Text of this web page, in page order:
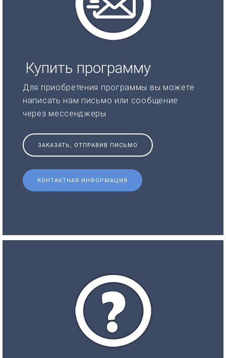
Купить программу
Для приобретения программы вы можете
написать нам письмо или сообщение
через мессенджеры
ЗАКАЗАТЬ, ОТПРАВИВ ПИСЬМО
КОНТАКТНАЯ ИНФОРМАЦИЯ